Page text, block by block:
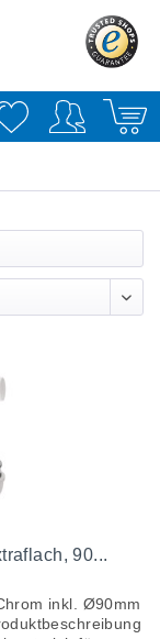
90...
inkl. Ø90mm